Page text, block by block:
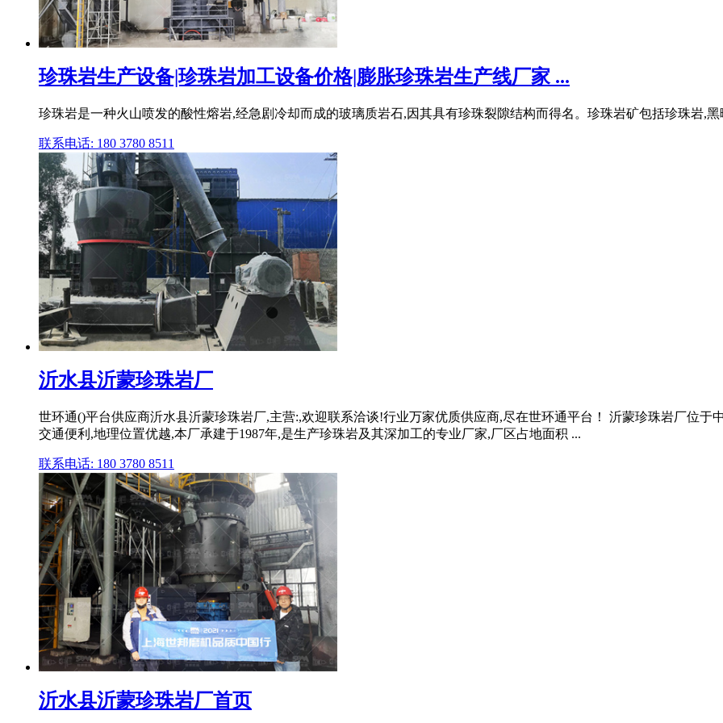
珍珠岩生产设备|珍珠岩加工设备价格|膨胀珍珠岩生产线厂家 ...
珍珠岩是一种火山喷发的酸性熔岩,经急剧冷却而成的玻璃质岩石,因其具有珍珠裂隙结构而得名。珍珠岩矿包括珍珠岩,黑
联系电话: 180 3780 8511
沂水县沂蒙珍珠岩厂
世环通()平台供应商沂水县沂蒙珍珠岩厂,主营:,欢迎联系洽谈!行业万家优质供应商,尽在世环通平台！ 沂蒙珍珠岩厂位于
交通便利,地理位置优越,本厂承建于1987年,是生产珍珠岩及其深加工的专业厂家,厂区占地面积 ...
联系电话: 180 3780 8511
沂水县沂蒙珍珠岩厂首页